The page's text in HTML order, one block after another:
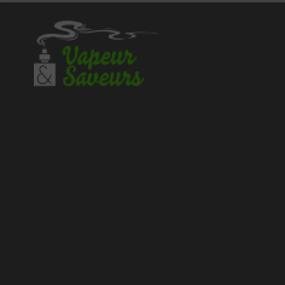
Panneau de gestion des cookies